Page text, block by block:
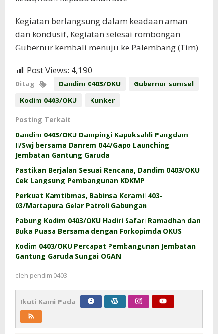
Kegiatan berlangsung dalam keadaan aman
dan kondusif, Kegiatan selesai rombongan
Gubernur kembali menuju ke Palembang.(Tim)
Post Views: 4,190
Ditag Dandim 0403/OKU
Gubernur sumsel
Kodim 0403/OKU
Kunker
Posting Terkait
Dandim 0403/OKU Dampingi Kapoksahli Pangdam
II/Swj bersama Danrem 044/Gapo Launching
Jembatan Gantung Garuda
Pastikan Berjalan Sesuai Rencana, Dandim 0403/OKU
Cek Langsung Pembangunan KDKMP
Perkuat Kamtibmas, Babinsa Koramil 403-
03/Martapura Gelar Patroli Gabungan
Pabung Kodim 0403/OKU Hadiri Safari Ramadhan dan
Buka Puasa Bersama dengan Forkopimda OKUS
Kodim 0403/OKU Percapat Pembangunan Jembatan
Gantung Garuda Sungai OGAN
oleh pendim 0403
Ikuti Kami Pada